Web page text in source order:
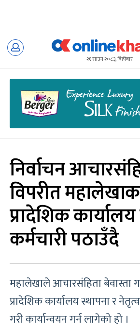
Skip
२१ साउन २०८३, बिहीबार
निर्वाचन
विपरीत
प्रादेशिक
कर्मचारी पठाउँदै
महालेखाले आचारसंहिता बेवास्ता
प्रादेशिक कार्यालय स्थापना र
गरी कार्यान्वयन गर्न लागेको हो ।